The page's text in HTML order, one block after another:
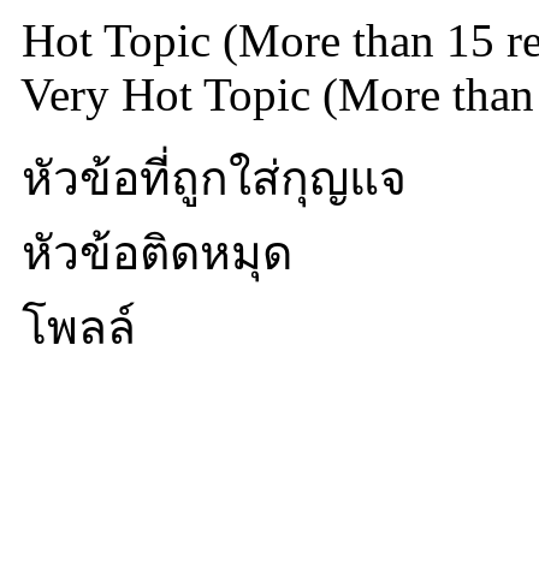
Hot Topic (More than 15
Very Hot Topic (More
หัวข้อที่ถูกใส่กุญแจ
หัวข้อติดหมุด
โพลล์